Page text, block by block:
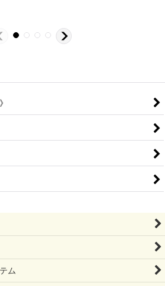
ム